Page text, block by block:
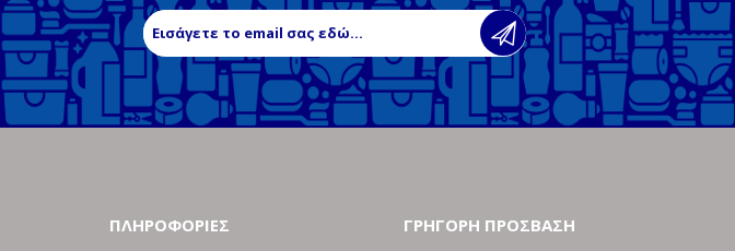
ΠΛΗΡΟΦΟΡΙΕΣ ΓΡΗΓΟΡΗ ΠΡΟΣΒΑΣΗ